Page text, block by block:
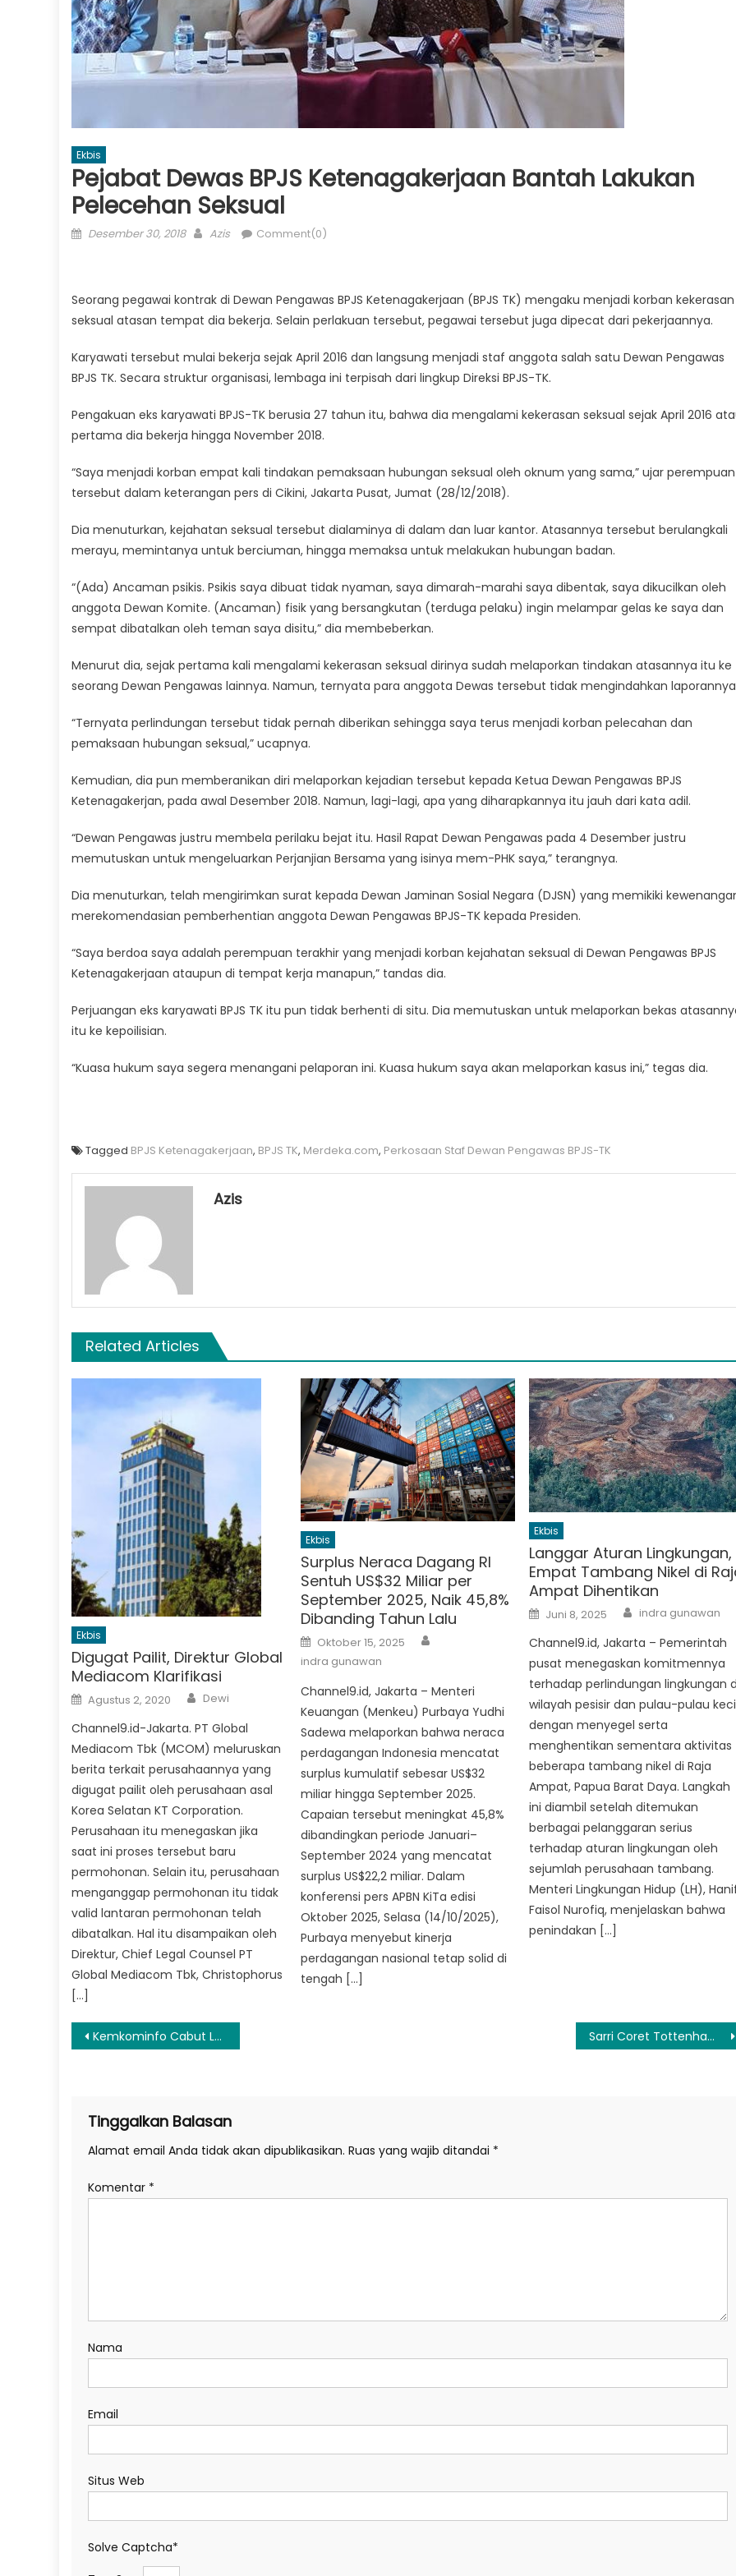
Ekbis
Pejabat Dewas BPJS Ketenagakerjaan Bantah Lakukan
Pelecehan Seksual
Posted
Desember 30, 2018 Author
Azis Comment(0)
Seorang pegawai kontrak di Dewan Pengawas BPJS Ketenagakerjaan (BPJS TK) mengaku menjadi korban kekerasan
seksual atasan tempat dia bekerja. Selain perlakuan tersebut, pegawai tersebut juga dipecat dari pekerjaannya.
Karyawati tersebut mulai bekerja sejak April 2016 dan langsung menjadi staf anggota salah satu Dewan Pengawas
BPJS TK. Secara struktur organisasi, lembaga ini terpisah dari lingkup Direksi BPJS-TK.
Pengakuan eks karyawati BPJS-TK berusia 27 tahun itu, bahwa dia mengalami kekerasan seksual sejak April 2016
pertama dia bekerja hingga November 2018.
“Saya menjadi korban empat kali tindakan pemaksaan hubungan seksual oleh oknum yang sama,” ujar perempuan
tersebut dalam keterangan pers di Cikini, Jakarta Pusat, Jumat (28/12/2018).
Dia menuturkan, kejahatan seksual tersebut dialaminya di dalam dan luar kantor. Atasannya tersebut berulangkali
merayu, memintanya untuk berciuman, hingga memaksa untuk melakukan hubungan badan.
“(Ada) Ancaman psikis. Psikis saya dibuat tidak nyaman, saya dimarah-marahi saya dibentak, saya dikucilkan oleh
anggota Dewan Komite. (Ancaman) fisik yang bersangkutan (terduga pelaku) ingin melampar gelas ke saya dan
sempat dibatalkan oleh teman saya disitu,” dia membeberkan.
Menurut dia, sejak pertama kali mengalami kekerasan seksual dirinya sudah melaporkan tindakan atasannya itu ke
seorang Dewan Pengawas lainnya. Namun, ternyata para anggota Dewas tersebut tidak mengindahkan
“Ternyata perlindungan tersebut tidak pernah diberikan sehingga saya terus menjadi korban pelecahan dan
pemaksaan hubungan seksual,” ucapnya.
Kemudian, dia pun memberanikan diri melaporkan kejadian tersebut kepada Ketua Dewan Pengawas BPJS
Ketenagakerjan, pada awal Desember 2018. Namun, lagi-lagi, apa yang diharapkannya itu jauh dari kata adil.
“Dewan Pengawas justru membela perilaku bejat itu. Hasil Rapat Dewan Pengawas pada 4 Desember justru
memutuskan untuk mengeluarkan Perjanjian Bersama yang isinya mem-PHK saya,” terangnya.
Dia menuturkan, telah mengirimkan surat kepada Dewan Jaminan Sosial Negara (DJSN) yang memikiki
merekomendasian pemberhentian anggota Dewan Pengawas BPJS-TK kepada Presiden.
“Saya berdoa saya adalah perempuan terakhir yang menjadi korban kejahatan seksual di Dewan Pengawas BPJS
Ketenagakerjaan ataupun di tempat kerja manapun,” tandas dia.
Perjuangan eks karyawati BPJS TK itu pun tidak berhenti di situ. Dia memutuskan untuk melaporkan bekas
itu ke kepoilisian.
“Kuasa hukum saya segera menangani pelaporan ini. Kuasa hukum saya akan melaporkan kasus ini,” tegas dia.
Tagged BPJS Ketenagakerjaan, BPJS TK, Merdeka.com, Perkosaan Staf Dewan Pengawas BPJS-TK
Azis
Related Articles
Ekbis
Digugat Pailit, Direktur Global
Mediacom Klarifikasi
Posted
on
Agustus 2, 2020 Author
Dewi
Channel9.id-Jakarta. PT Global
Mediacom Tbk (MCOM) meluruskan
berita terkait perusahaannya yang
digugat pailit oleh perusahaan asal
Korea Selatan KT Corporation.
Perusahaan itu menegaskan jika
saat ini proses tersebut baru
permohonan. Selain itu, perusahaan
menganggap permohonan itu tidak
valid lantaran permohonan telah
dibatalkan. Hal itu disampaikan oleh
Direktur, Chief Legal Counsel PT
Global Mediacom Tbk, Christophorus
[…]
Ekbis
Surplus Neraca Dagang RI
Sentuh US$32 Miliar per
September 2025, Naik 45,8%
Dibanding Tahun Lalu
Posted
on
Oktober 15, 2025
indra gunawan
Channel9.id, Jakarta – Menteri
Keuangan (Menkeu) Purbaya Yudhi
Sadewa melaporkan bahwa neraca
perdagangan Indonesia mencatat
surplus kumulatif sebesar US$32
miliar hingga September 2025.
Capaian tersebut meningkat 45,8%
dibandingkan periode Januari–
September 2024 yang mencatat
surplus US$22,2 miliar. Dalam
konferensi pers APBN KiTa edisi
Oktober 2025, Selasa (14/10/2025),
Purbaya menyebut kinerja
perdagangan nasional tetap solid di
tengah […]
Ekbis
Langgar Aturan Lingkungan,
Empat Tambang Nikel di
Ampat Dihentikan
Posted
on
Juni 8, 2025 Author
indra gunawan
Channel9.id, Jakarta – Pemerintah
pusat menegaskan komitmennya
terhadap perlindungan lingkungan
wilayah pesisir dan pulau-pulau
dengan menyegel serta
menghentikan sementara aktivitas
beberapa tambang nikel di Raja
Ampat, Papua Barat Daya. Langkah
ini diambil setelah ditemukan
berbagai pelanggaran serius
terhadap aturan lingkungan oleh
sejumlah perusahaan tambang.
Menteri Lingkungan Hidup (LH),
Faisol Nurofiq, menjelaskan bahwa
penindakan […]
Navigasi
Kemkominfo Cabut Layanan First Media dan Bolt Hari Ini Sarri Coret Tottenham dari Calon Juara Liga Inggris
Tinggalkan Balasan
Alamat email Anda tidak akan dipublikasikan. Ruas yang wajib ditandai *
Komentar *
Nama
Email
Situs Web
Solve Captcha*